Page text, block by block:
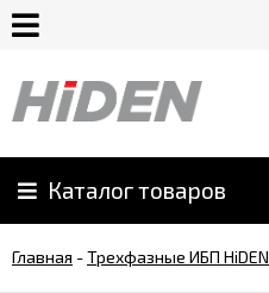
Главная
О
Каталог товаров
Главная -Трехфазные ИБП HiDEN